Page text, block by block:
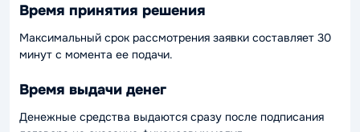
Время принятия решения
Максимальный срок рассмотрения заявки составляет 30
минут с момента ее подачи.
Время выдачи денег
Денежные средства выдаются сразу после подписания